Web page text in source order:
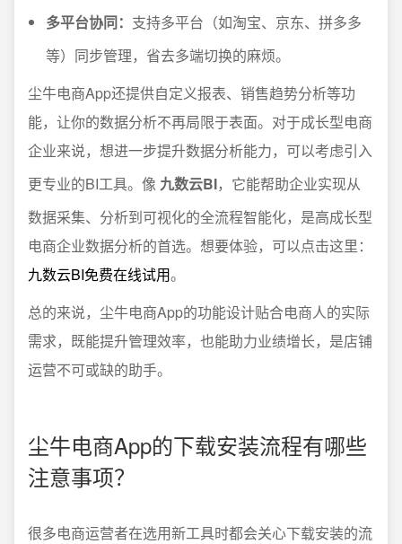
多平台协同： 支持多平台（如淘宝、京东、拼多多
等）同步管理，省去多端切换的麻烦。
尘牛电商App还提供自定义报表、销售趋势分析等功
能，让你的数据分析不再局限于表面。对于成长型电商
企业来说，想进一步提升数据分析能力，可以考虑引入
更专业的BI工具。像 九数云BI，它能帮助企业实现从
数据采集、分析到可视化的全流程智能化，是高成长型
电商企业数据分析的首选。想要体验，可以点击这里：
九数云BI免费在线试用。
总的来说，尘牛电商App的功能设计贴合电商人的实际
需求，既能提升管理效率，也能助力业绩增长，是店铺
运营不可或缺的助手。
尘牛电商App的下载安装流程有哪些
注意事项？
很多电商运营者在选用新工具时都会关心下载安装的流